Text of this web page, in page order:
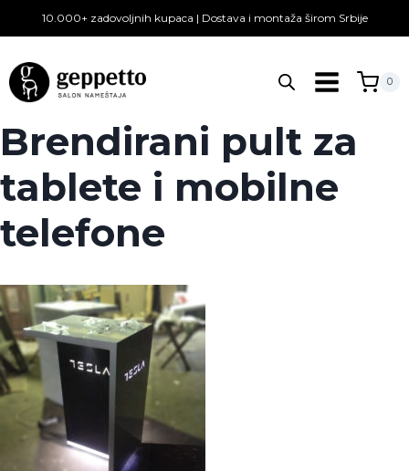
to
10.000+ zadovoljnih kupaca | Dostava i montaža širom Srbije
0
Brendirani pult za
tablete i mobilne
telefone